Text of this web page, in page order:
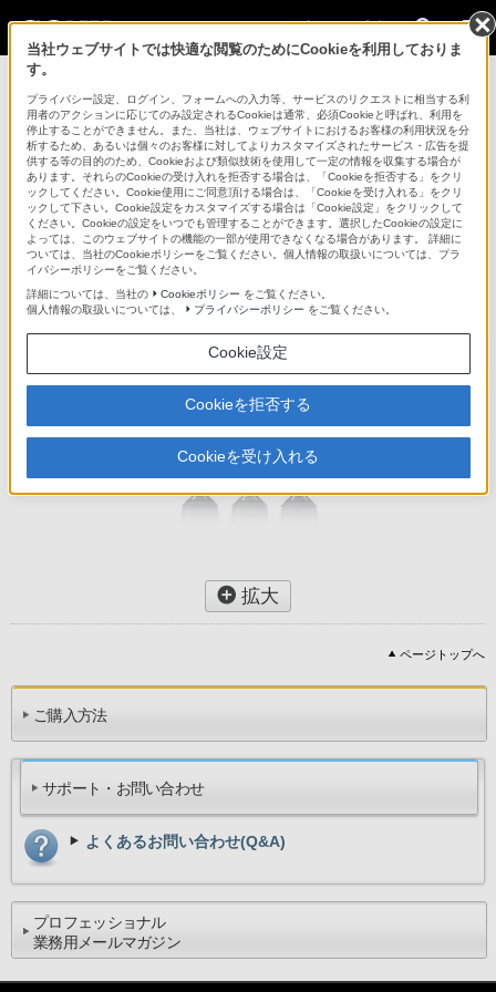
法人のお客様
カムコーダー用周辺機器・アクセサリー >
写真
法人のお客様
カムコーダー用周辺機器・アクセサリー
SCL-PK3
PLレンズセット（3本セット）
商品の写真
拡大
ページトップへ
ご購入方法
サポート・お問い合わせ
よくあるお問い合わせ(Q&A)
プロフェッショナル
業務用メールマガジン
当社ウェブサイトでは快適な閲覧のためにCookieを利用しておりま
す。
プライバシー設定、ログイン、フォームへの入力等、サービスのリクエストに相当する利
用者のアクションに応じてのみ設定されるCookieは通常、必須Cookieと呼ばれ、利用を
停止することができません。また、当社は、ウェブサイトにおけるお客様の利用状況を分
析するため、あるいは個々のお客様に対してよりカスタマイズされたサービス・広告を提
供する等の目的のため、Cookieおよび類似技術を使用して一定の情報を収集する場合が
あります。それらのCookieの受け入れを拒否する場合は、「Cookieを拒否する」をクリ
ックしてください。Cookie使用にご同意頂ける場合は、「Cookieを受け入れる」をクリ
ックして下さい。Cookie設定をカスタマイズする場合は「Cookie設定」をクリックして
ください。Cookieの設定をいつでも管理することができます。選択したCookieの設定に
よっては、このウェブサイトの機能の一部が使用できなくなる場合があります。 詳細に
ついては、当社のCookieポリシーをご覧ください。個人情報の取扱いについては、プラ
イバシーポリシーをご覧ください。
詳細については、当社の
Cookieポリシー をご覧ください。
個人情報の取扱いについては、
プライバシーポリシー をご覧ください。
Cookie設定
Cookieを拒否する
Cookieを受け入れる